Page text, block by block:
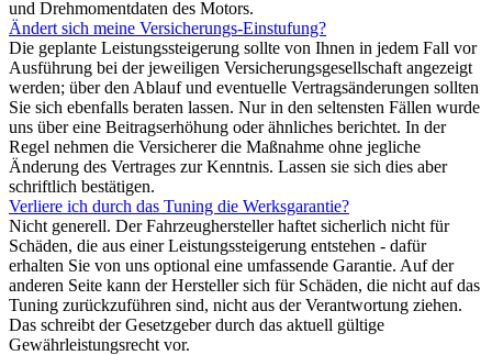
und Drehmomentdaten des Motors.
Ändert sich meine Versicherungs-Einstufung?
Die geplante Leistungssteigerung sollte von Ihnen in jedem Fall vor
Ausführung bei der jeweiligen Versicherungsgesellschaft angezeigt
werden; über den Ablauf und eventuelle Vertragsänderungen sollten
Sie sich ebenfalls beraten lassen. Nur in den seltensten Fällen wurde
uns über eine Beitragserhöhung oder ähnliches berichtet. In der
Regel nehmen die Versicherer die Maßnahme ohne jegliche
Änderung des Vertrages zur Kenntnis. Lassen sie sich dies aber
schriftlich bestätigen.
Verliere ich durch das Tuning die Werksgarantie?
Nicht generell. Der Fahrzeughersteller haftet sicherlich nicht für
Schäden, die aus einer Leistungssteigerung entstehen - dafür
erhalten Sie von uns optional eine umfassende Garantie. Auf der
anderen Seite kann der Hersteller sich für Schäden, die nicht auf das
Tuning zurückzuführen sind, nicht aus der Verantwortung ziehen.
Das schreibt der Gesetzgeber durch das aktuell gültige
Gewährleistungsrecht vor.